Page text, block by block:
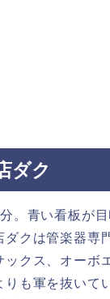
ダク
。青い看板が
ダクは管楽器専
クス、オーボ
りも軍を抜いて